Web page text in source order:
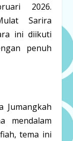
2026.
Sarira
ini diikuti
penuh
Jumangkah
mendalam
tema ini